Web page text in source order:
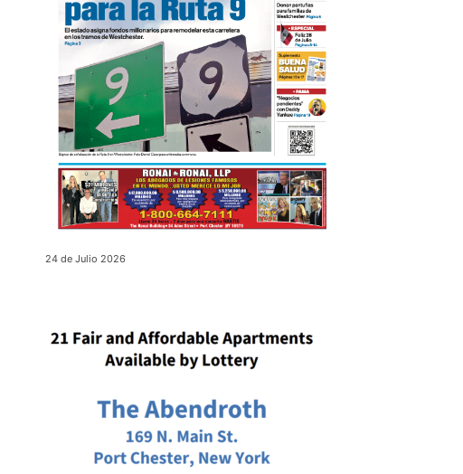
24 de Julio 2026